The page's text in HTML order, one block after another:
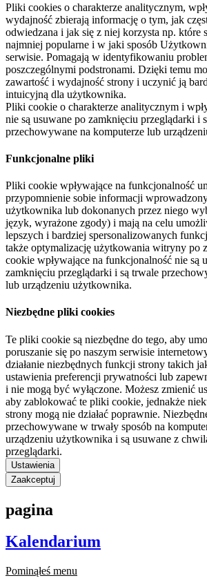
Pliki cookies o charakterze analitycznym,
wydajność zbierają informację o tym, jak
odwiedzana i jak się z niej korzysta np. które
najmniej popularne i w jaki sposób
serwisie. Pomagają w identyfikowaniu
poszczególnymi podstronami. Dzięki temu
zawartość i wydajność strony i uczynić ją
intuicyjną dla użytkownika.
Pliki cookie o charakterze analitycznym i
nie są usuwane po zamknięciu przeglądarki i
przechowywane na komputerze lub
Funkcjonalne pliki
Pliki cookie wpływające na funkcjonalność
przypomnienie sobie informacji
użytkownika lub dokonanych przez niego
język, wyrażone zgody) i mają na celu
lepszych i bardziej spersonalizowanych
także optymalizację użytkowania witryny po
cookie wpływające na funkcjonalność nie są
zamknięciu przeglądarki i są trwale
lub urządzeniu użytkownika.
Niezbędne pliki cookies
Te pliki cookie są niezbędne do tego, aby
poruszanie się po naszym serwisie
działanie niezbędnych funkcji strony takich
ustawienia preferencji prywatności lub
i nie mogą być wyłączone. Możesz zmienić
aby zablokować te pliki cookie, jednakże
strony mogą nie działać poprawnie.
przechowywane w trwały sposób na
urządzeniu użytkownika i są usuwane z
przeglądarki.
Ustawienia
Zaakceptuj
pagina
Kalendarium
Pominąłeś menu